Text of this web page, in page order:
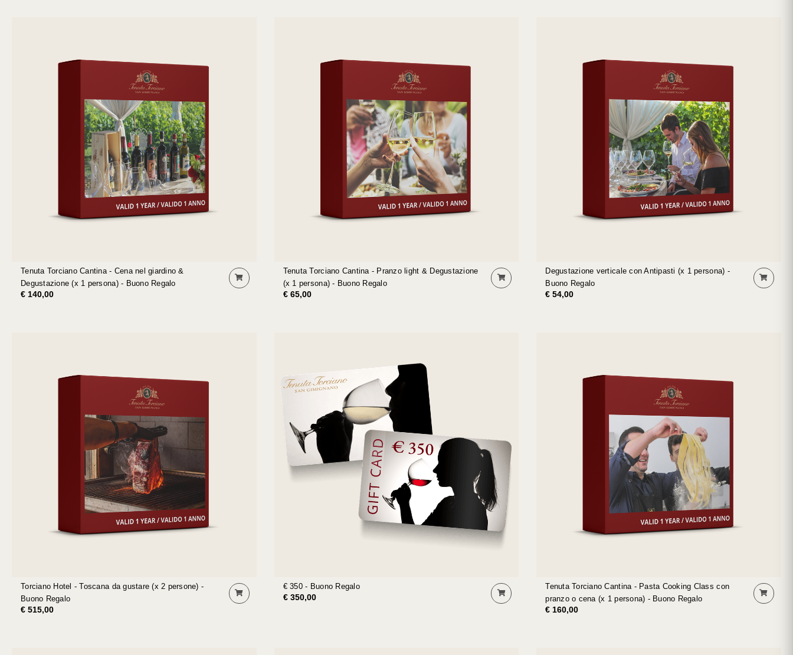
Tenuta Torciano Cantina - Cena nel giardino &
Degustazione (x 1 persona) - Buono Regalo
€ 140,00
Tenuta Torciano Cantina - Pranzo light & Degustazione
(x 1 persona) - Buono Regalo
€ 65,00
Degustazione verticale con Antipasti (x 1 persona) -
Buono Regalo
€ 54,00
Torciano Hotel - Toscana da gustare (x 2 persone) -
Buono Regalo
€ 515,00
€ 350 - Buono Regalo
€ 350,00
Tenuta Torciano Cantina - Pasta Cooking Class con
pranzo o cena (x 1 persona) - Buono Regalo
€ 160,00